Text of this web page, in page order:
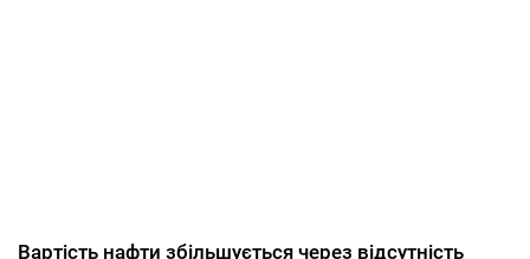
Вартість нафти збільшується через відсутність